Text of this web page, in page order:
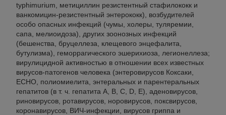
typhimurium, метициллин резистентный стафилококк и
ванкомицин-резистентный энтерококк), возбудителей
особо опасных инфекций (чумы, холеры, туляремии,
сапа, мелиоидоза), других зоонозных инфекций
(бешенства, бруцеллеза, клещевого энцефалита,
бутулизма), геморрагического эшерихиоза, легионеллеза;
вирулицидной активностью в отношении всех известных
вирусов-патогенов человека (энтеровирусов Коксаки,
ЕСНО, полиомиелита, энтеральных и парентеральных
гепатитов (в т. ч. гепатита А, В, С, D, Е), аденовирусов,
риновирусов, ротавирусов, норовирусов, поксвирусов,
коронавирусов, ВИЧ-инфекции, вирусов гриппа и